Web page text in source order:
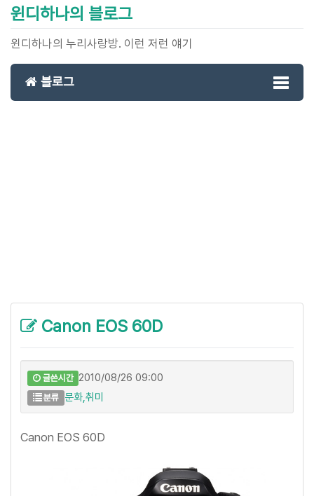
윈디하나의 블로그
윈디하나의 누리사랑방. 이런 저런 얘기
블로그
Canon EOS 60D
글쓴시간 2010/08/26 09:00
분류 문화,취미
Canon EOS 60D